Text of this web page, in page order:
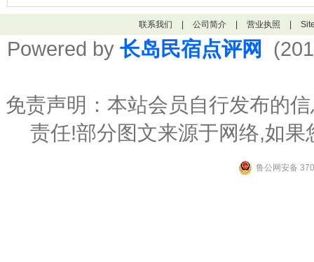
联系我们 公司简介 营业执照
Powered by 长岛民宿点评网
免责声明：本站会员自行发布的
责任!部分图文来源于网络,如
鲁公网安备